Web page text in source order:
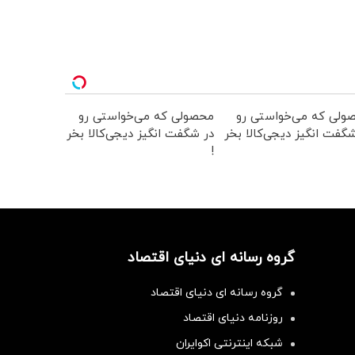
که می‌خواستی رو
انگیز دیجی‌کالا بخر
محصولی که می‌خواستی رو
در شگفت انگیز دیجی‌کالا بخر
!
گروه رسانه ای دنیای اقتصاد
گروه رسانه ای دنیای اقتصاد
روزنامه دنیای اقتصاد
شبکه اینترنتی اکوایران